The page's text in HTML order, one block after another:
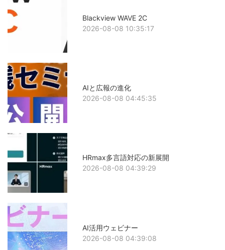
Blackview WAVE 2C
2026-08-08 10:35:17
AIと広報の進化
2026-08-08 04:45:35
HRmax多言語対応の新展開
2026-08-08 04:39:29
AI活用ウェビナー
2026-08-08 04:39:08